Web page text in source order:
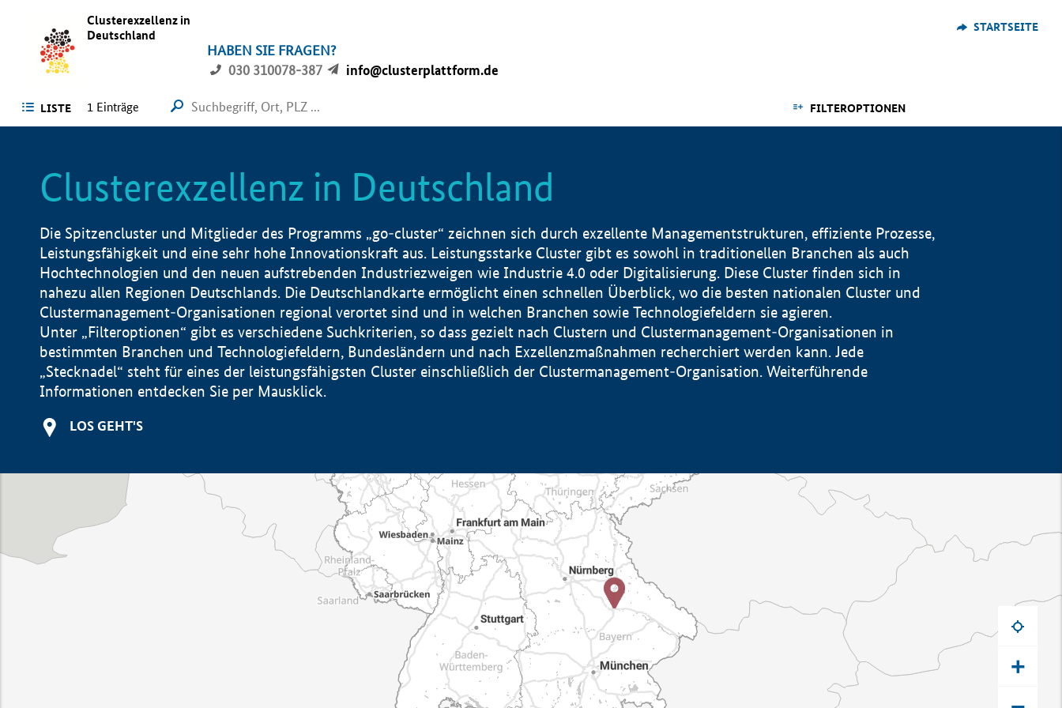
Clusterexzellenz in
Deutschland
HABEN SIE FRAGEN?
030 310078-387
info@clusterplattform.de
STARTSEITE
LISTE FILTEROPTIONEN
1 Einträge
Clusterexzellenz in Deutschland
Die Spitzencluster und Mitglieder des Programms „go-cluster“ zeichnen sich durch exzellente Managementstrukturen, effiziente Prozesse,
Leistungsfähigkeit und eine sehr hohe Innovationskraft aus. Leistungsstarke Cluster gibt es sowohl in traditionellen Branchen als auch
Hochtechnologien und den neuen aufstrebenden Industriezweigen wie Industrie 4.0 oder Digitalisierung. Diese Cluster finden sich in
nahezu allen Regionen Deutschlands. Die Deutschlandkarte ermöglicht einen schnellen Überblick, wo die besten nationalen Cluster und
Clustermanagement-Organisationen regional verortet sind und in welchen Branchen sowie Technologiefeldern sie agieren.
Unter „Filteroptionen“ gibt es verschiedene Suchkriterien, so dass gezielt nach Clustern und Clustermanagement-Organisationen in
bestimmten Branchen und Technologiefeldern, Bundesländern und nach Exzellenzmaßnahmen recherchiert werden kann. Jede
„Stecknadel“ steht für eines der leistungsfähigsten Cluster einschließlich der Clustermanagement-Organisation. Weiterführende
Informationen entdecken Sie per Mausklick.
LOS GEHT'S
+